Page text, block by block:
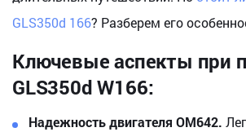
GLS350d 166? Разберем его
Ключевые аспекты при
GLS350d W166:
Надежность двигателя OM642.